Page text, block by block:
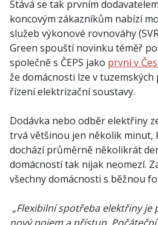
Stává se tak prvním
koncovým zákazníkům nabízí
služeb výkonové rovnováhy
Green spouští novinku téměř
společně s ČEPS jako první v
že domácnosti lze v
řízení elektrizační soustavy.
Dodávka nebo odběr elektřiny
trvá většinou jen několik minut,
dochází průměrně několikrát
domácností tak nijak neomezí.
všechny domácnosti s běžnou
„Flexibilní spotřeba elektřiny je